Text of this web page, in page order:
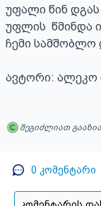
უფალი წინ
უფლის  წმინდა
ჩემი
ავტორი: ალეკო
შეგიძლიათ
0 კომენტარი